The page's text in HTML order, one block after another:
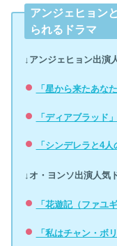
アンジェヒョン
られるドラマ
↓アンジェヒョン出演
「星から来たあなた
「ディアブラッド」
「シンデレラと4人
↓オ・ヨンソ出演人気
「花遊記（ファユギ
「私はチャン・ボリ